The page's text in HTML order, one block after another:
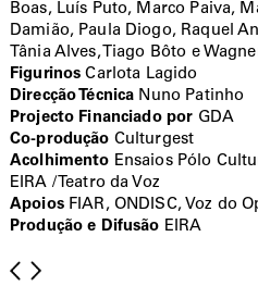
Boas, Luís Puto, Marco Paiva,
Damião, Paula Diogo, Raquel
Tânia Alves, Tiago Bôto e
Figurinos Carlota Lagido
Direcção Técnica Nuno Patinho
Projecto Financiado por GDA
Co-produção Culturgest
Acolhimento Ensaios Pólo
EIRA / Teatro da Voz
ApoiosFIAR, ONDISC, Voz do
Produção e Difusão EIRA